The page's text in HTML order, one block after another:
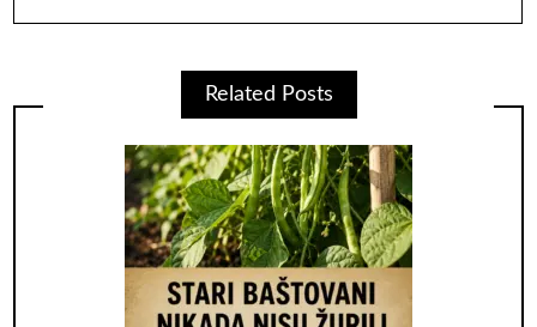
Related Posts